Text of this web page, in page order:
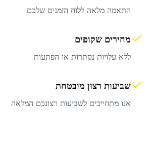
התאמה מלאה ללוח הזמנים שלכם
מחירים שקופים
ללא עלויות נסתרות או הפתעות
שביעות רצון מובטחת
אנו מתחייבים לשביעות רצונכם המלאה